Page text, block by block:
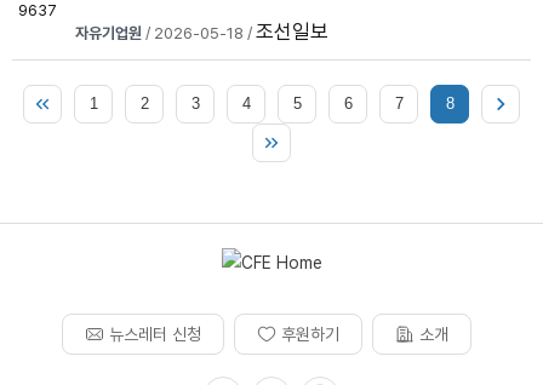
9637
자유기업원 / 2026-05-18 / 조선일보
1 2 3 4 5 6 7 8
뉴스레터 신청 후원하기 소개